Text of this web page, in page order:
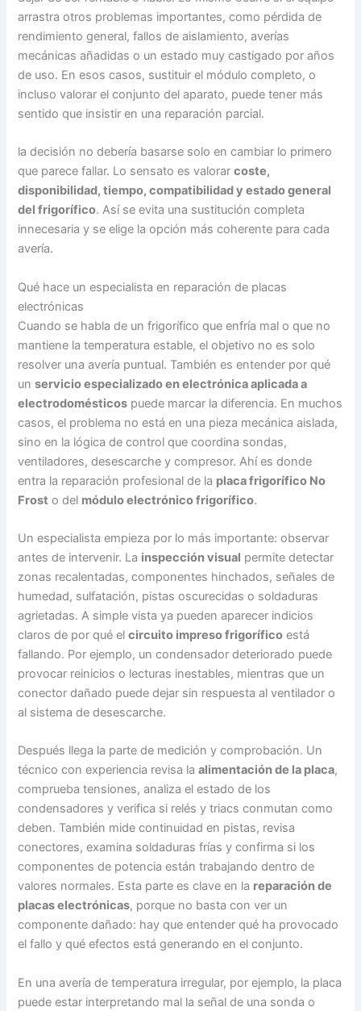
arrastra otros problemas importantes, como pérdida de
rendimiento general, fallos de aislamiento, averías
mecánicas añadidas o un estado muy castigado por años
de uso. En esos casos, sustituir el módulo completo, o
incluso valorar el conjunto del aparato, puede tener más
sentido que insistir en una reparación parcial.
la decisión no debería basarse solo en cambiar lo primero
que parece fallar. Lo sensato es valorarcoste,
disponibilidad, tiempo, compatibilidad y estado general
del frigorífico. Así se evita una sustitución completa
innecesaria y se elige la opción más coherente para cada
avería.
Qué hace un especialista en reparación de placas
electrónicas
Cuando se habla de un frigorífico que enfría mal o que no
mantiene la temperatura estable, el objetivo no es solo
resolver una avería puntual. También es entender por qué
unservicio especializado en electrónica aplicada a
electrodomésticos puede marcar la diferencia. En muchos
casos, el problema no está en una pieza mecánica aislada,
sino en la lógica de control que coordina sondas,
ventiladores, desescarche y compresor. Ahí es donde
entra la reparación profesional de la placa frigorífico No
Frost o del módulo electrónico frigorífico.
Un especialista empieza por lo más importante: observar
antes de intervenir. La inspección visual permite detectar
zonas recalentadas, componentes hinchados, señales de
humedad, sulfatación, pistas oscurecidas o soldaduras
agrietadas. A simple vista ya pueden aparecer indicios
claros de por qué elcircuito impreso frigorífico está
fallando. Por ejemplo, un condensador deteriorado puede
provocar reinicios o lecturas inestables, mientras que un
conector dañado puede dejar sin respuesta al ventilador o
al sistema de desescarche.
Después llega la parte de medición y comprobación. Un
técnico con experiencia revisa laalimentación de la placa,
comprueba tensiones, analiza el estado de los
condensadores y verifica si relés y triacs conmutan como
deben. También mide continuidad en pistas, revisa
conectores, examina soldaduras frías y confirma si los
componentes de potencia están trabajando dentro de
valores normales. Esta parte es clave en la reparación de
placas electrónicas, porque no basta con ver un
componente dañado: hay que entender qué ha provocado
el fallo y qué efectos está generando en el conjunto.
En una avería de temperatura irregular, por ejemplo, la placa
puede estar interpretando mal la señal de una sonda o